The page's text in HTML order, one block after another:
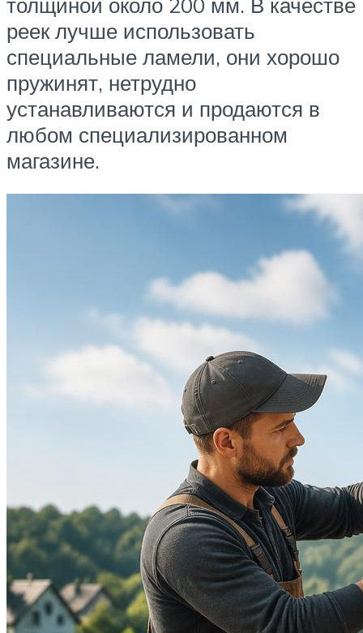
реек лучше использовать
специальные ламели, они хорошо
пружинят, нетрудно
устанавливаются и продаются в
любом специализированном
магазине.